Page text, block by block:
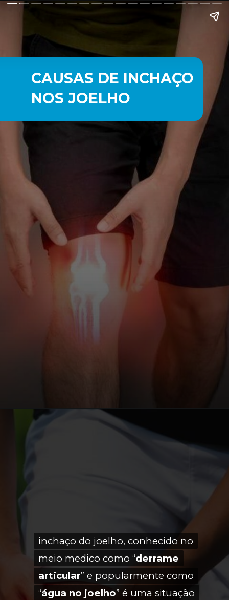
CAUSAS DE INCHAÇO
NOS JOELHO
inchaço do joelho, conhecido no
meio medico como “derrame
articular” e popularmente como
“água no joelho” é uma situação
inchaço do joelho, conhecido no
meio medico como “derrame
articular” e popularmente como
“água no joelho” é uma situação